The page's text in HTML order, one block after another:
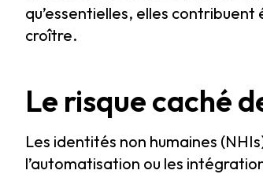
qu’essentielles, elles
croître.
Le risque caché
Les identités non humaines
l’automatisation ou les